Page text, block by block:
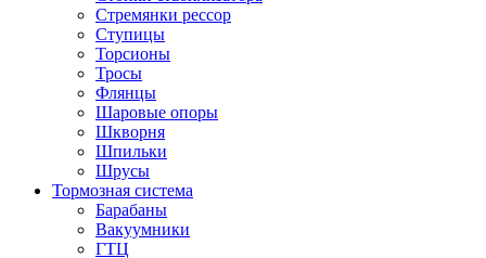
Стремянки рессор
Ступицы
Торсионы
Тросы
Флянцы
Шаровые опоры
Шкворня
Шпильки
Шрусы
Тормозная система
Барабаны
Вакуумники
ГТЦ